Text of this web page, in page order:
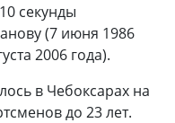
секунды
(7 июня 1986
2006 года).
в Чебоксарах на
до 23 лет.